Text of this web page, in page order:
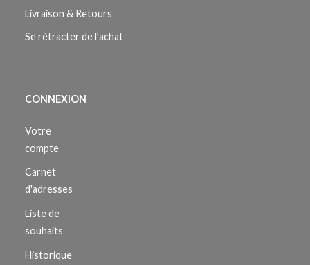
Livraison & Retours
Se rétracter de l’achat
CONNEXION
Votre
compte
Carnet
d'adresses
Liste de
souhaits
Historique